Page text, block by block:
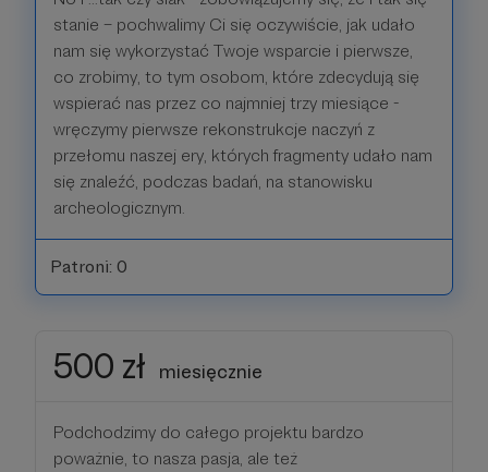
stanie – pochwalimy Ci się oczywiście, jak udało
nam się wykorzystać Twoje wsparcie i pierwsze,
co zrobimy, to tym osobom, które zdecydują się
wspierać nas przez co najmniej trzy miesiące -
wręczymy pierwsze rekonstrukcje naczyń z
przełomu naszej ery, których fragmenty udało nam
się znaleźć, podczas badań, na stanowisku
archeologicznym.
Patroni: 0
500 zł miesięcznie
Podchodzimy do całego projektu bardzo
poważnie, to nasza pasja, ale też